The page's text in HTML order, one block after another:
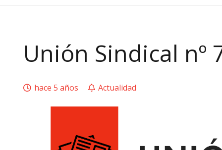
Unión Sindical nº
hace 5 años Actualidad